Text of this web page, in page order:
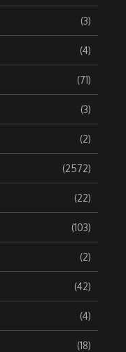
(3)
(4)
(71)
(3)
(2)
(2572)
(22)
(103)
(2)
(42)
(4)
(18)